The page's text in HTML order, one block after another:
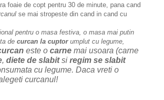
foaie de copt pentru 30 de minute, pana cand
se mai stropeste din cand in cand cu
pentru o masa festiva, o masa mai putin
de curcan la cuptorumplut cu legume,
este o carne mai usoara (carne
, diete de slabitsi regim se slabit
cu legume. Daca vreti o
curcanul!